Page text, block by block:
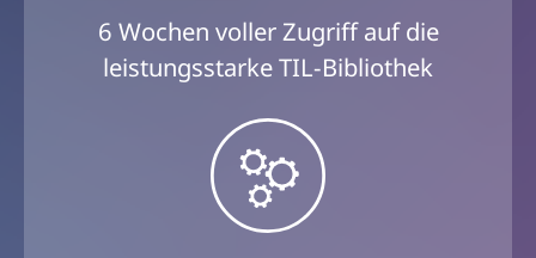
6 Wochen voller Zugriff auf die
leistungsstarke TIL-Bibliothek